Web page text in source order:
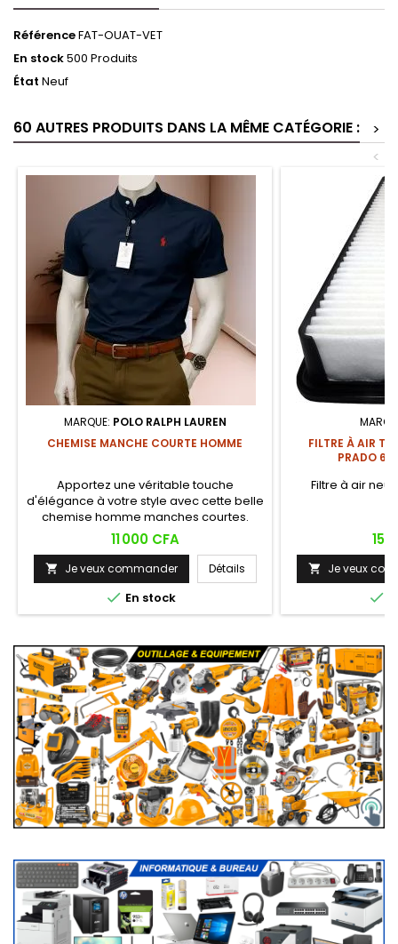
RéférenceFAT-OUAT-VET
En stock500 Produits
État Neuf
60 AUTRES PRODUITS DANS LA MÊME CATÉGORIE :
>
<
MARQUE: POLO RALPH LAUREN
CHEMISE MANCHE COURTE HOMME
Apportez une véritable touche
d'élégance à votre style avec cette belle
chemise homme manches courtes.
Prix
11 000 CFA
 Je veux commander Détails
 En stock
FILTRE À AIR
PRADO 6
Filtre à air
Prix
15
 Je veux
